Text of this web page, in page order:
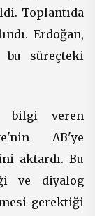
Toplantıda
Erdoğan,
bu süreçteki
bilgi veren
AB'ye
aktardı. Bu
ve diyalog
gerektiği